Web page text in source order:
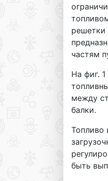
решетки
частям
На фиг.
между
балки.
Топливо
быть